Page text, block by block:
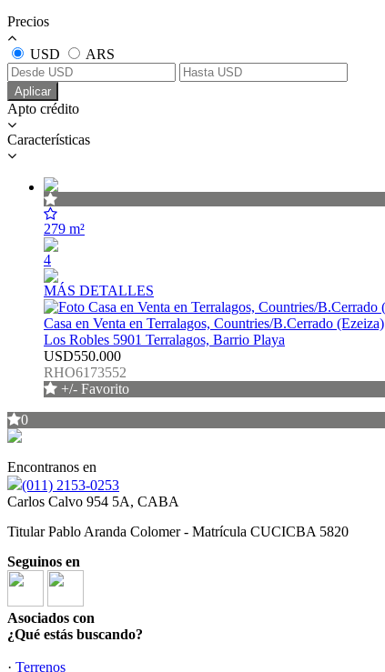
Precios
USD ARS
Aplicar
Apto crédito
Características
279 m²
4
MÁS DETALLES
Casa en Venta en Terralagos, Countries/B.Cerrado (Ezeiza)
Los Robles 5901 Terralagos, Barrio Playa
USD550.000
RHO6173552
+/- Favorito
0
Encontranos en
(011) 2153-0253
Carlos Calvo 954 5A, CABA
Titular Pablo Aranda Colomer - Matrícula CUCICBA 5820
Seguinos en
Asociados con
¿Qué estás buscando?
· Terrenos